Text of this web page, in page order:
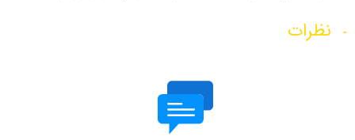
نظرات